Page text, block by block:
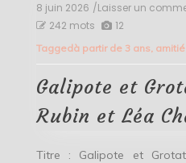
8 juin 2026 /Laisser un
242 mots 12
Taggedà partir de 3 ans amitié
Galipote et
Rubin et Léa
Titre : Galipote et